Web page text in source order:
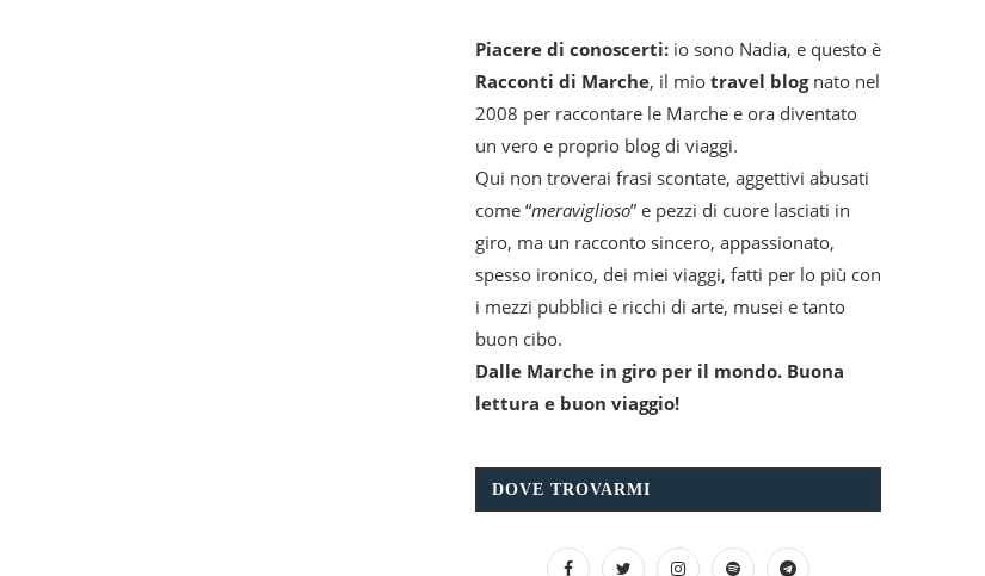
Piacere di conoscerti: io sono Nadia, e questo è
Racconti di Marche, il mio travel blognato nel
2008 per raccontare le Marche e ora diventato
un vero e proprio blog di viaggi.
Qui non troverai frasi scontate, aggettivi abusati
come “meraviglioso” e pezzi di cuore lasciati in
giro, ma un racconto sincero, appassionato,
spesso ironico, dei miei viaggi, fatti per lo più con
i mezzi pubblici e ricchi di arte, musei e tanto
buon cibo.
Dalle Marche in giro per il mondo. Buona
lettura e buon viaggio!
DOVE TROVARMI